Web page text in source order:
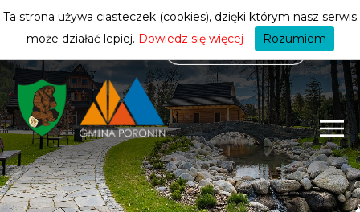
mieszkańca
Ta strona używa ciasteczek (cookies), dzięki którym nasz serwis
może działać lepiej. Dowiedz się więcej Rozumiem